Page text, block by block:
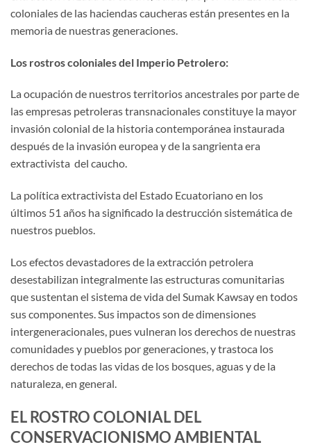
coloniales de las haciendas caucheras están presentes en la
memoria de nuestras generaciones.
Los rostros coloniales del Imperio Petrolero:
La ocupación de nuestros territorios ancestrales por parte de
las empresas petroleras transnacionales constituye la mayor
invasión colonial de la historia contemporánea instaurada
después de la invasión europea y de la sangrienta era
extractivista del caucho.
La política extractivista del Estado Ecuatoriano en los
últimos 51 años ha significado la destrucción sistemática de
nuestros pueblos.
Los efectos devastadores de la extracción petrolera
desestabilizan integralmente las estructuras comunitarias
que sustentan el sistema de vida del Sumak Kawsay en todos
sus componentes. Sus impactos son de dimensiones
intergeneracionales, pues vulneran los derechos de nuestras
comunidades y pueblos por generaciones, y trastoca los
derechos de todas las vidas de los bosques, aguas y de la
naturaleza, en general.
EL ROSTRO COLONIAL DEL
CONSERVACIONISMO AMBIENTAL